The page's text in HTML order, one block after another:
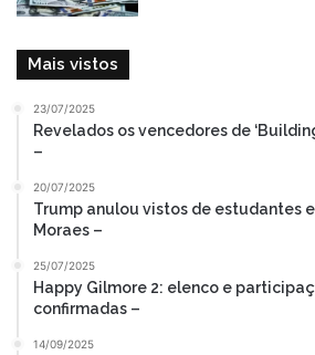
Mais vistos
23/07/2025
Revelados os vencedores de
–
20/07/2025
Trump anulou vistos de estudantes
Moraes –
25/07/2025
Happy Gilmore 2: elenco e
confirmadas –
14/09/2025